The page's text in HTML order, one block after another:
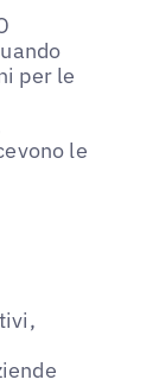
per le
le